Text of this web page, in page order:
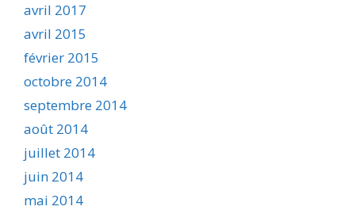
avril 2017
avril 2015
février 2015
octobre 2014
septembre 2014
août 2014
juillet 2014
juin 2014
mai 2014